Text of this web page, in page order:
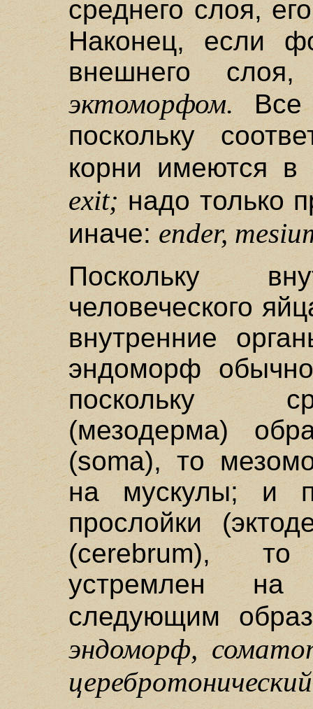
среднего слоя,
Наконец, если
внешнего слоя,
эктоморфом.Все
поскольку
корни имеются
exit;надо только
иначе:ender,
Поскольку
человеческого
внутренние
эндоморф
поскольку
(мезодерма)
(soma), то
на мускулы; и
прослойки
(cerebrum),
устремлен
следующим
эндоморф,